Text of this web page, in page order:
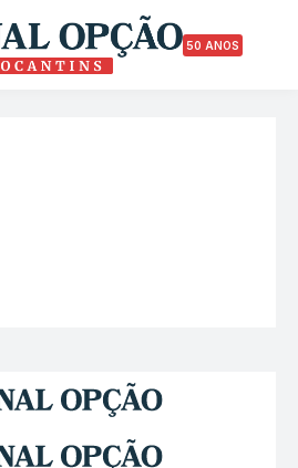
50 ANOS